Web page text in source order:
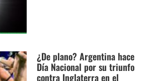
¿De plano? Argentina hace
Día Nacional por su triunfo
contra Inglaterra en el